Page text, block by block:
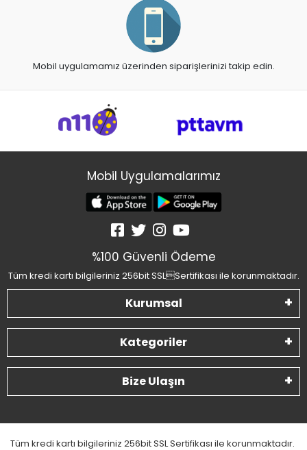
Mobil uygulamamız üzerinden siparişlerinizi takip edin.
Mobil Uygulamalarımız
%100 Güvenli Ödeme
Tüm kredi kartı bilgileriniz 256bit SSLSertifikası ile korunmaktadır.
Kurumsal
Kategoriler
Bize Ulaşın
Tüm kredi kartı bilgileriniz 256bit SSL Sertifikası ile korunmaktadır.